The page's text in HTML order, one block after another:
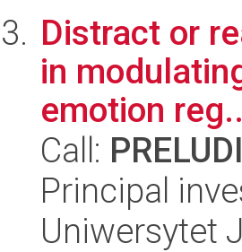
Distract or
in
emotion
Call:
Principal
Uniwersytet